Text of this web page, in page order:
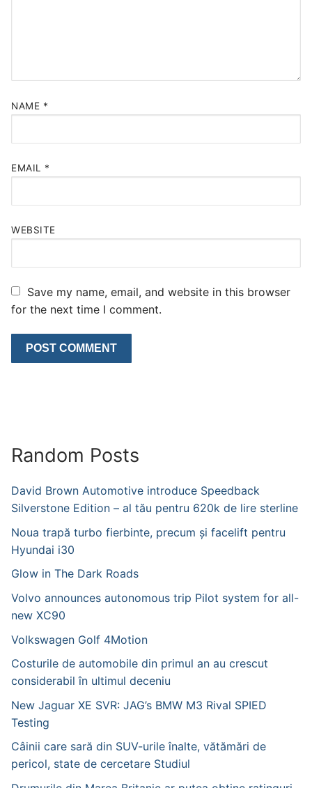
NAME *
EMAIL *
WEBSITE
Save my name, email, and website in this browser
for the next time I comment.
Random Posts
David Brown Automotive introduce Speedback
Silverstone Edition – al tău pentru 620k de lire sterline
Noua trapă turbo fierbinte, precum și facelift pentru
Hyundai i30
Glow in The Dark Roads
Volvo announces autonomous trip Pilot system for all-
new XC90
Volkswagen Golf 4Motion
Costurile de automobile din primul an au crescut
considerabil în ultimul deceniu
New Jaguar XE SVR: JAG’s BMW M3 Rival SPIED
Testing
Câinii care sară din SUV-urile înalte, vătămări de
pericol, state de cercetare Studiul